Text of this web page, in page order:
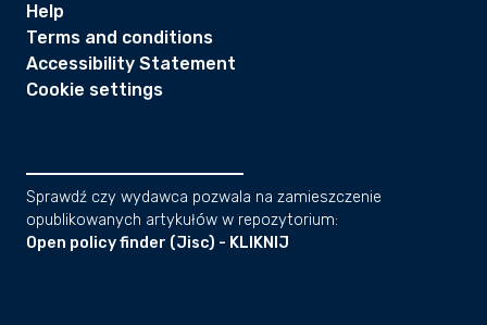
Help
Terms and conditions
Accessibility Statement
Cookie settings
Sprawdź czy wydawca pozwala na zamieszczenie
opublikowanych artykułów w repozytorium:
Open policy finder (Jisc) - KLIKNIJ